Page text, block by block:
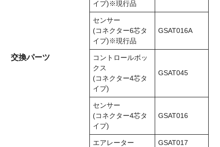
交換パーツ
イプ)※現行品
センサー
(コネクター6芯タ
イプ)※現行品
GSAT016A
コントロールボッ
クス
(コネクター4芯タ
イプ)
GSAT045
センサー
(コネクター4芯タ
イプ)
GSAT016
エアレーター GSAT017